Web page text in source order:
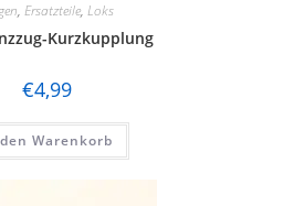
, Ersatzteile, Loks
Kurzkupplung
€4,99
Warenkorb